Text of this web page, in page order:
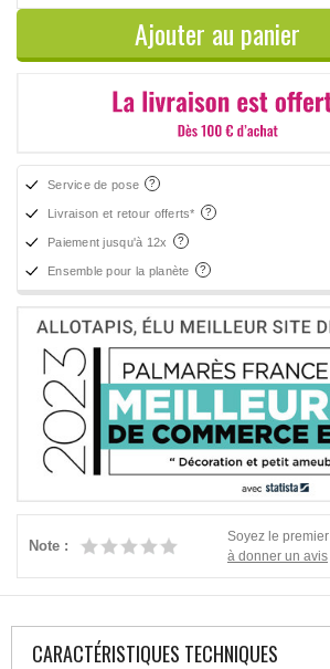
Ajouter au panier
Service de pose
Livraison et retour offerts*
Paiement jusqu'à 12x
Ensemble pour la planète
Note :
Soyez le premier
à donner un avis
CARACTÉRISTIQUES TECHNIQUES